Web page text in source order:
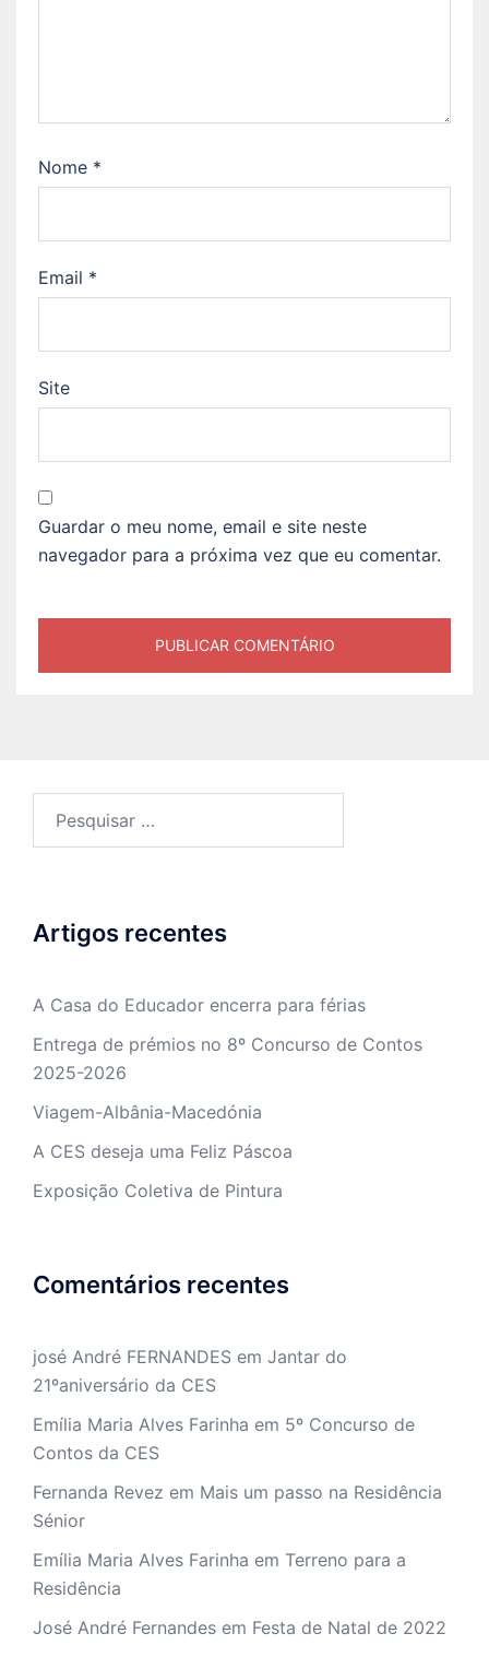
Nome *
Email *
Site
Guardar o meu nome, email e site neste
navegador para a próxima vez que eu comentar.
Artigos recentes
A Casa do Educador encerra para férias
Entrega de prémios no 8º Concurso de Contos
2025-2026
Viagem-Albânia-Macedónia
A CES deseja uma Feliz Páscoa
Exposição Coletiva de Pintura
Comentários recentes
josé André FERNANDES em Jantar do
21ºaniversário da CES
Emília Maria Alves Farinha em 5º Concurso de
Contos da CES
Fernanda Revez em Mais um passo na Residência
Sénior
Emília Maria Alves Farinha em Terreno para a
Residência
José André Fernandes em Festa de Natal de 2022